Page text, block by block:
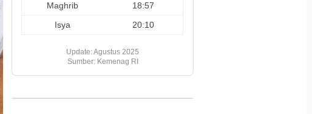
Maghrib
18:57
Isya
20:10
Update: Agustus 2025
Sumber: Kemenag RI